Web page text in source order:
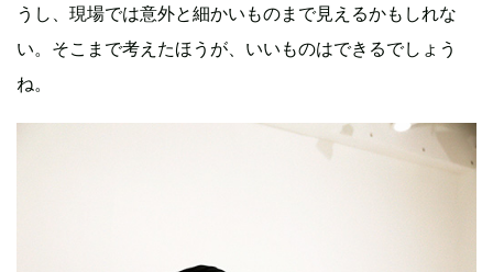
うし、現場では意外と細かいものまで見えるかもしれな
い。そこまで考えたほうが、いいものはできるでしょう
ね。